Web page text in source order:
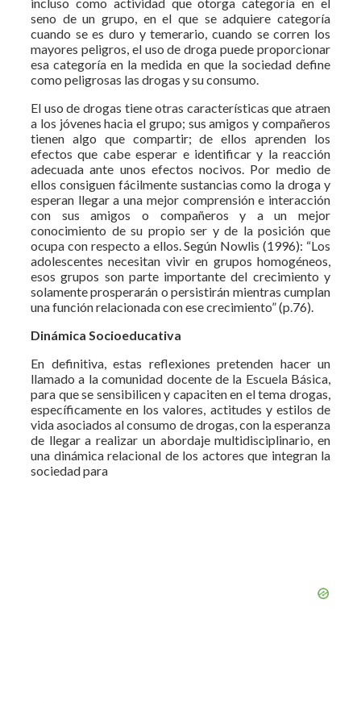
seno de un grupo, en el que se adquiere categoría
cuando se es duro y temerario, cuando se corren los
mayores peligros, el uso de droga puede proporcionar
esa categoría en la medida en que la sociedad define
como peligrosas las drogas y su consumo.
El uso de drogas tiene otras características que atraen
a los jóvenes hacia el grupo; sus amigos y compañeros
tienen algo que compartir; de ellos aprenden los
efectos que cabe esperar e identificar y la reacción
adecuada ante unos efectos nocivos. Por medio de
ellos consiguen fácilmente sustancias como la droga y
esperan llegar a una mejor comprensión e interacción
con sus amigos o compañeros y a un mejor
conocimiento de su propio ser y de la posición que
ocupa con respecto a ellos. Según Nowlis (1996): “Los
adolescentes necesitan vivir en grupos homogéneos,
esos grupos son parte importante del crecimiento y
solamente prosperarán o persistirán mientras cumplan
una función relacionada con ese crecimiento” (p.76).
Dinámica Socioeducativa
En definitiva, estas reflexiones pretenden hacer un
llamado a la comunidad docente de la Escuela Básica,
para que se sensibilicen y capaciten en el tema drogas,
específicamente en los valores, actitudes y estilos de
vida asociados al consumo de drogas, con la esperanza
de llegar a realizar un abordaje multidisciplinario, en
una dinámica relacional de los actores que integran la
sociedad para